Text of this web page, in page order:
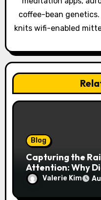
i
o
n
coffee-bean
knits wifi-enabled
Blog
Capturing the
Attention: Why
Reshaping
Valerie Kim